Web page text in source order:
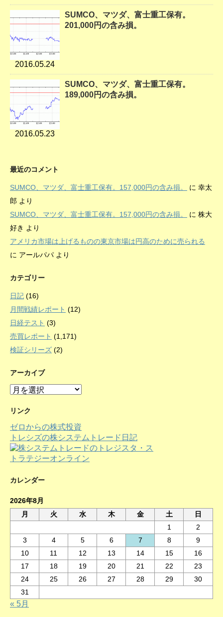
2016.05.24
SUMCO、マツダ、富士重工保有。
201,000円の含み損。
2016.05.23
SUMCO、マツダ、富士重工保有。
189,000円の含み損。
最近のコメント
SUMCO、マツダ、富士重工保有。157,000円の含み損。 に 幸太
郎 より
SUMCO、マツダ、富士重工保有。157,000円の含み損。
に 株大
好き より
アメリカ市場は上げるものの東京市場は円高のために売られる
に アールパパ より
カテゴリー
日記 (16)
月間戦績レポート (12)
日経テスト (3)
売買レポート (1,171)
検証シリーズ (2)
アーカイブ
ア
カ
ブ
リンク
ゼロからの株式投資
トレシズの株システムトレード日記
カレンダー
2026年8月
月
火 水 木 金 土
日
1
2
3
4 5 6 7 8
9
10
11 12 13 14 15
16
17
18 19 20 21 22
23
24
25 26 27 28 29
30
31
« 5月